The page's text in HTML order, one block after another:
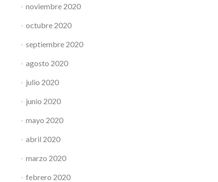
noviembre 2020
octubre 2020
septiembre 2020
agosto 2020
julio 2020
junio 2020
mayo 2020
abril 2020
marzo 2020
febrero 2020